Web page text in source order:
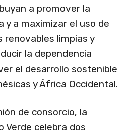
a promover la
y a maximizar el uso de
limpias y
la dependencia
el desarrollo sostenible
y África Occidental.
de consorcio, la
Verde celebra dos